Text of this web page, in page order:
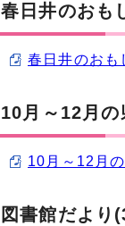
春日井のおも
春日井のおも
10月～12月
10月～12月
図書館だより